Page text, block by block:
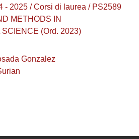
- 2025 / Corsi di laurea / PS2589
METHODS IN
(Ord. 2023)
Gonzalez